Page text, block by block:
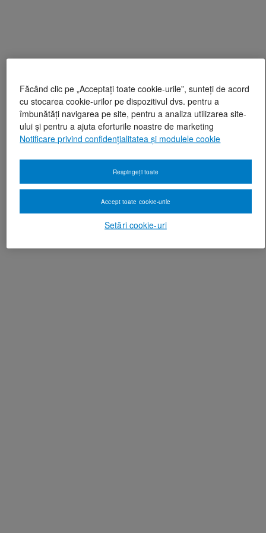
Făcând clic pe „Acceptați toate cookie-urile”, sunteți de acord
cu stocarea cookie-urilor pe dispozitivul dvs. pentru a
îmbunătăți navigarea pe site, pentru a analiza utilizarea site-
ului și pentru a ajuta eforturile noastre de marketing
Notificare privind confidențialitatea și modulele cookie
Setări cookie-uri
Respingeți toate
Accept toate cookie-urile